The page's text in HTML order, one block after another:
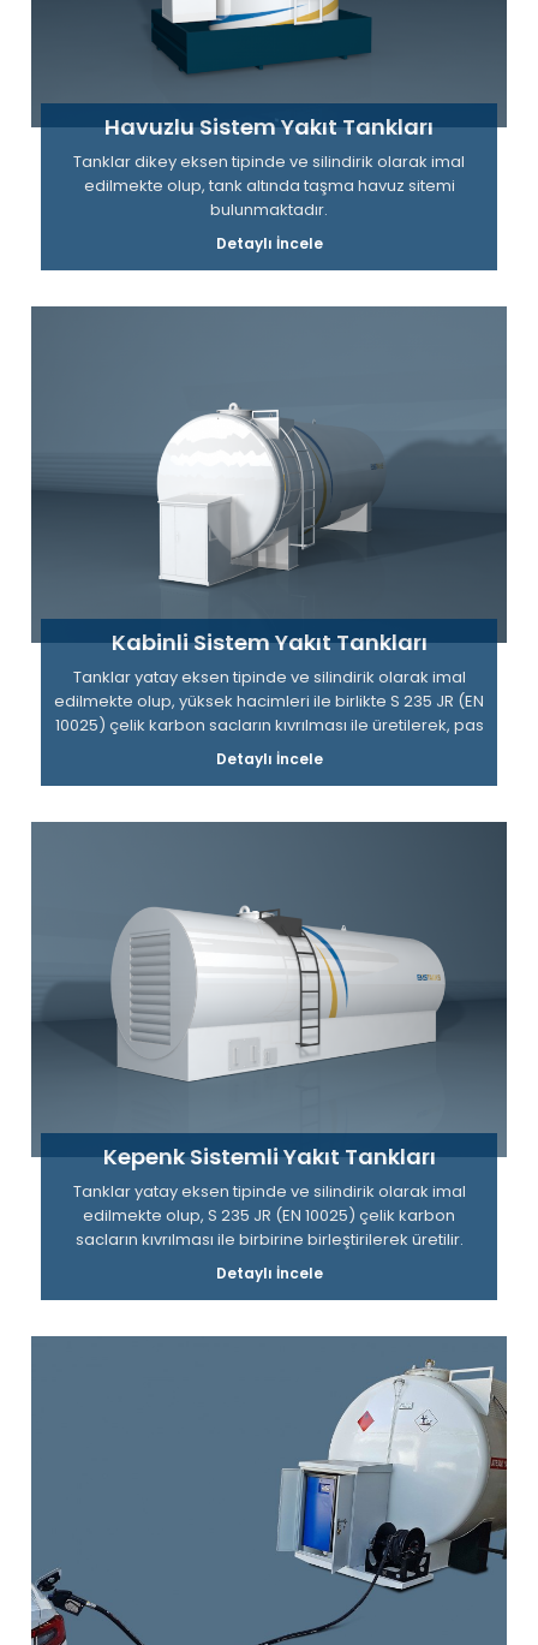
Havuzlu Sistem Yakıt Tankları
Tanklar dikey eksen tipinde ve silindirik olarak imal
edilmekte olup, tank altında taşma havuz sitemi
bulunmaktadır.
Detaylı İncele
Kabinli Sistem Yakıt Tankları
Tanklar yatay eksen tipinde ve silindirik olarak imal
edilmekte olup, yüksek hacimleri ile birlikte S 235 JR (EN
10025) çelik karbon sacların kıvrılması ile üretilerek, pas
önleyici astar ve son iki kat boya ile kaplanarak
müşterilere teslim edilir.
Detaylı İncele
Kepenk Sistemli Yakıt Tankları
Tanklar yatay eksen tipinde ve silindirik olarak imal
edilmekte olup, S 235 JR (EN 10025) çelik karbon
sacların kıvrılması ile birbirine birleştirilerek üretilir.
Detaylı İncele